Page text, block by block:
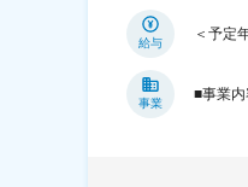
給与
＜予定
事業
■事業